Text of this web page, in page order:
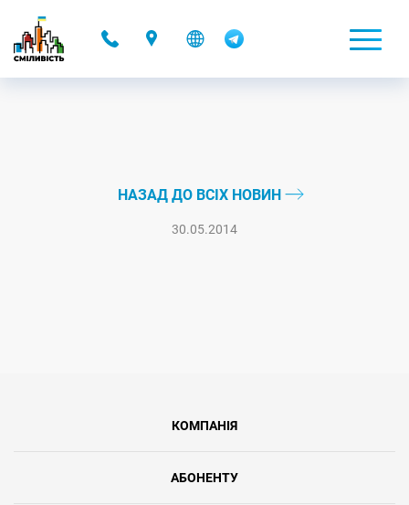
НАЗАД ДО ВСІХ НОВИН
30.05.2014
КОМПАНІЯ
АБОНЕНТУ